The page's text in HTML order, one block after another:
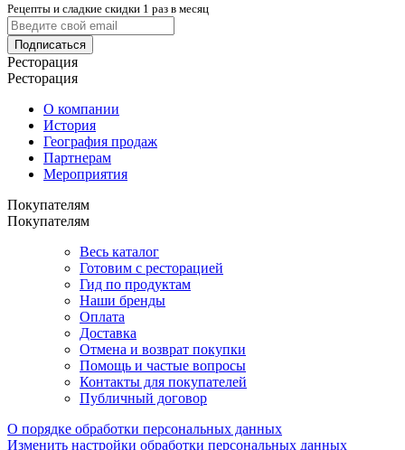
Рецепты и сладкие скидки 1 раз в месяц
Подписаться
Ресторация
Ресторация
О компании
История
География продаж
Партнерам
Мероприятия
Покупателям
Покупателям
Весь каталог
Готовим с ресторацией
Гид по продуктам
Наши бренды
Оплата
Доставка
Отмена и возврат покупки
Помощь и частые вопросы
Контакты для покупателей
Публичный договор
О порядке обработки персональных данных
Изменить настройки обработки персональных данных